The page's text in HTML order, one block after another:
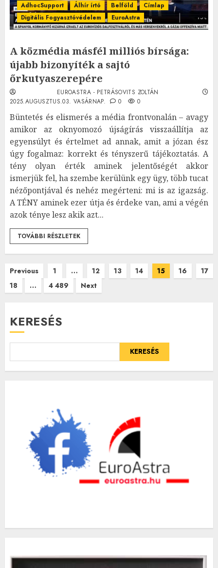
AdhocSupport Álhír írtó Belföld
Címlap
Digitális Fogyasztóvédelem
EuroAstra
A közmédia másfél milliós bírsága:
újabb bizonyíték a sajtó
őrkutyaszerepére
EUROASTRA - PETRÁSOVITS ZOLTÁN
2025.AUGUSZTUS.03. VASÁRNAP.
0 0
Büntetés és elismerés a média frontvonalán – avagy
amikor az oknyomozó újságírás visszaállítja az
egyensúlyt és értelmet ad annak, amit a józan ész
úgy fogalmaz: korrekt és tényszerű tájékoztatás. A
tény olyan érték aminek jelentőségét akkor
ismerjük fel, ha szembe kerülünk egy ügy, több tucat
nézőpontjával és nehéz megérteni: mi is az igazság.
A TÉNY aminek ezer útja és érdeke van, ami a végén
azok ténye lesz akik azt...
TOVÁBBI RÉSZLETEK
Bejegyzések
lapozása
Previous 1 … 12 13 14 15 16
17
18
… 4 489 Next
KERESÉS
KERESÉS